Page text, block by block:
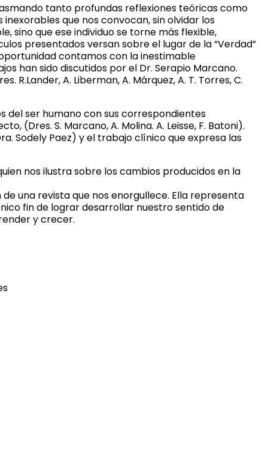
tanto profundas reflexiones teóricas como
que nos convocan, sin olvidar los
sino que ese individuo se torne más flexible,
presentados versan sobre el lugar de la “Verdad”
contamos con la inestimable
han sido discutidos por el Dr. Serapio Marcano.
A. Liberman, A. Márquez, A. T. Torres, C.
del ser humano con sus correspondientes
(Dres. S. Marcano, A. Molina. A. Leisse, F. Batoni).
Sodely Paez) y el trabajo clínico que expresa las
nos ilustra sobre los cambios producidos en la
una revista que nos enorgullece. Ella representa
fin de lograr desarrollar nuestro sentido de
y crecer.